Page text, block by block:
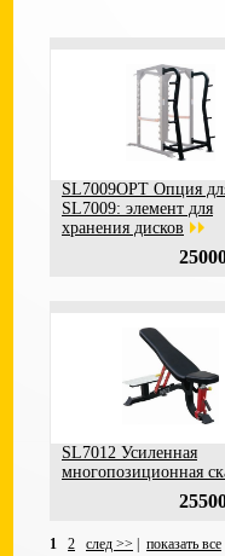
SL7009OPT Опция
SL7009: элемент для
хранения дисков
SL7012 Усиленная
многопозиционная
1 2 след >> показать все